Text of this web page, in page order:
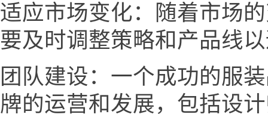
适应市场变化：随着市场
要及时调整策略和产品线
团队建设：一个成功的服
牌的运营和发展，包括设